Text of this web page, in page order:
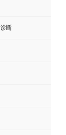
断